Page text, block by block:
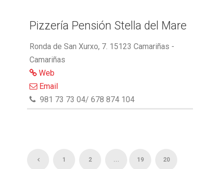
Pizzería Pensión Stella del Mare
Ronda de San Xurxo, 7. 15123 Camariñas -
Camariñas
Web
Email
981 73 73 04/ 678 874 104
1 2 ... 19 20